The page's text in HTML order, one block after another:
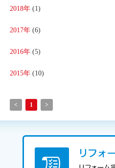
2018年 (1)
2017年 (6)
2016年 (5)
2015年 (10)
< 1 >